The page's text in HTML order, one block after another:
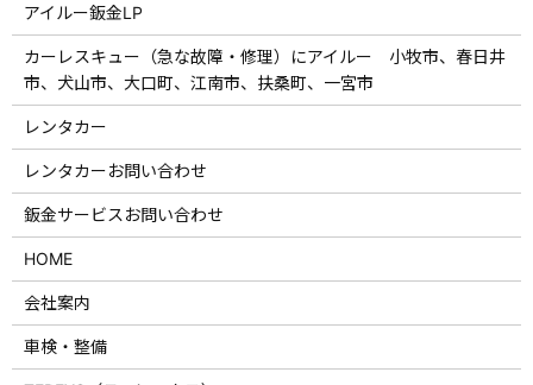
アイルー鈑金LP
カーレスキュー（急な故障・修理）にアイルー 小牧市、春日井
市、犬山市、大口町、江南市、扶桑町、一宮市
レンタカー
レンタカーお問い合わせ
鈑金サービスお問い合わせ
HOME
会社案内
車検・整備